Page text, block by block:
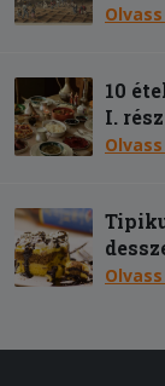
10
I. rész